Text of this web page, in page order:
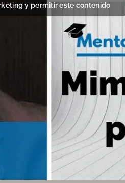
y permitir este contenido